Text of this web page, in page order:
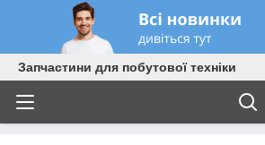
Запчастини для побутової техніки